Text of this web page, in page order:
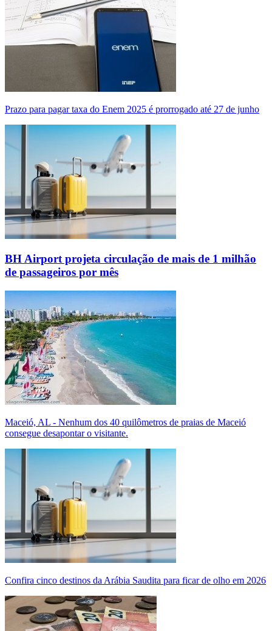
Prazo para pagar taxa do Enem 2025 é prorrogado até 27 de junho
BH Airport projeta circulação de mais de 1 milhão
de passageiros por mês
Maceió, AL - Nenhum dos 40 quilômetros de praias de Maceió
consegue desapontar o visitante.
Confira cinco destinos da Arábia Saudita para ficar de olho em 2026